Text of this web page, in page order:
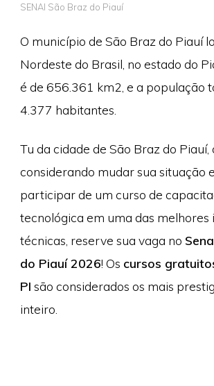
SENAI São Braz do Piauí
O município de São Braz do Piauí
Nordeste do Brasil, no estado do
é de 656.361 km2, e a população
4.377 habitantes.
Tu da cidade de São Braz do Piauí,
considerando mudar sua situação
participar de um curso de
tecnológica em uma das melhores
técnicas, reserve sua vaga no
do Piauí 2026! Os cursos
PI são considerados os mais
inteiro.